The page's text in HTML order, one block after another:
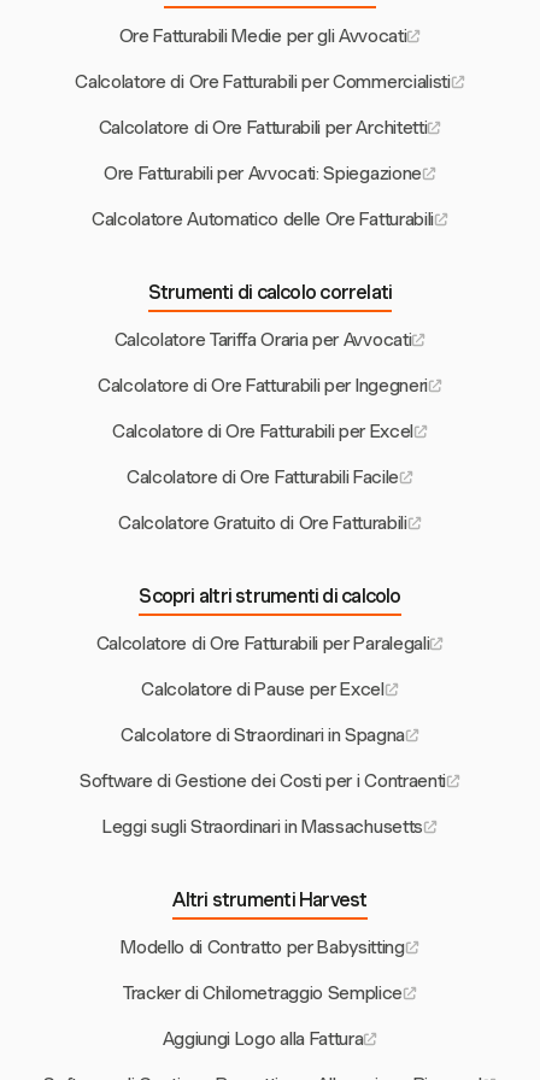
Ore Fatturabili Medie per gli Avvocati
Calcolatore di Ore Fatturabili per Commercialisti
Calcolatore di Ore Fatturabili per Architetti
Ore Fatturabili per Avvocati: Spiegazione
Calcolatore Automatico delle Ore Fatturabili
Strumenti di calcolo correlati
Calcolatore Tariffa Oraria per Avvocati
Calcolatore di Ore Fatturabili per Ingegneri
Calcolatore di Ore Fatturabili per Excel
Calcolatore di Ore Fatturabili Facile
Calcolatore Gratuito di Ore Fatturabili
Scopri altri strumenti di calcolo
Calcolatore di Ore Fatturabili per Paralegali
Calcolatore di Pause per Excel
Calcolatore di Straordinari in Spagna
Software di Gestione dei Costi per i Contraenti
Leggi sugli Straordinari in Massachusetts
Altri strumenti Harvest
Modello di Contratto per Babysitting
Tracker di Chilometraggio Semplice
Aggiungi Logo alla Fattura